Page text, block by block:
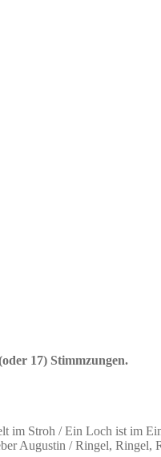
17) Stimmzungen.
im Stroh / Ein Loch ist im
Augustin / Ringel, Ringel,